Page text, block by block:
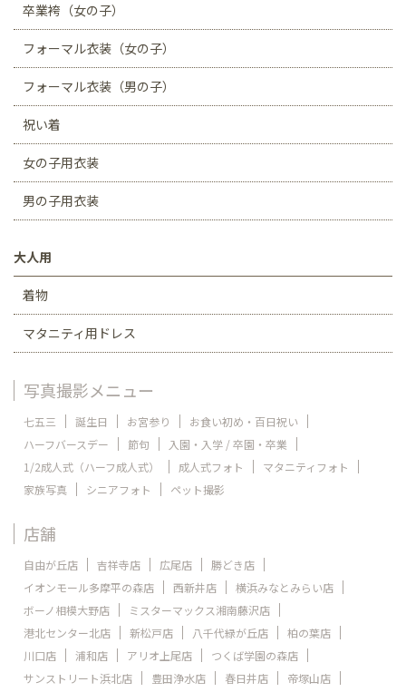
卒業袴（女の子）
フォーマル衣装（女の子）
フォーマル衣装（男の子）
祝い着
女の子用衣装
男の子用衣装
大人用
着物
マタニティ用ドレス
写真撮影メニュー
七五三 誕生日 お宮参り
お食い初め・百日祝い
ハーフバースデー
節句
入園・入学 / 卒園・卒業
1/2成人式（ハーフ成人式）
成人式フォト
マタニティフォト
家族写真
シニアフォト ペット撮影
店舗
自由が丘店 吉祥寺店 広尾店
勝どき店
イオンモール多摩平の森店
西新井店
横浜みなとみらい店
ボーノ相模大野店
ミスターマックス湘南藤沢店
港北センター北店
新松戸店 八千代緑が丘店
柏の葉店
川口店
浦和店 アリオ上尾店
つくば学園の森店
サンストリート浜北店
豊田浄水店 春日井店
帝塚山店